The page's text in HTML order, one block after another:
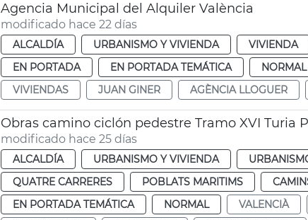
Agencia Municipal del Alquiler València
modificado hace 22 días
ALCALDÍA URBANISMO Y VIVIENDA VIVIENDA
EN PORTADA
EN PORTADA TEMÁTICA NORMAL
VIVIENDAS
JUAN GINER AGÈNCIA LLOGUER
Obras camino ciclón pedestre Tramo XVI Turia
modificado hace 25 días
ALCALDÍA URBANISMO Y VIVIENDA
QUATRE CARRERES
POBLATS MARITIMS
EN PORTADA TEMÁTICA
NORMAL VALENCIÀ